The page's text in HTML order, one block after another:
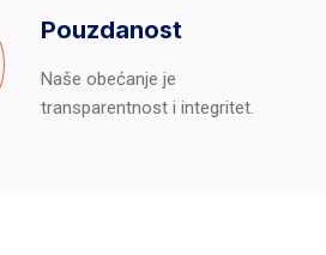
Pouzdanost
Naše obećanje je
transparentnost i integritet.